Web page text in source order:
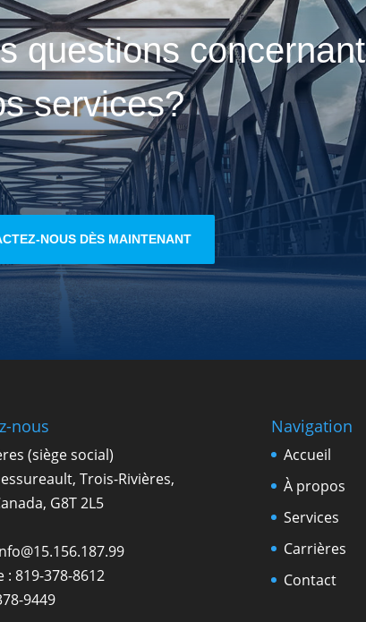
questions concernant
services?
NOUS DÈS MAINTENANT
nous
(siège social)
Trois-Rivières,
G8T 2L5
: 819-378-8612
9449
Navigation
Accueil
À propos
Services
Carrières
Contact